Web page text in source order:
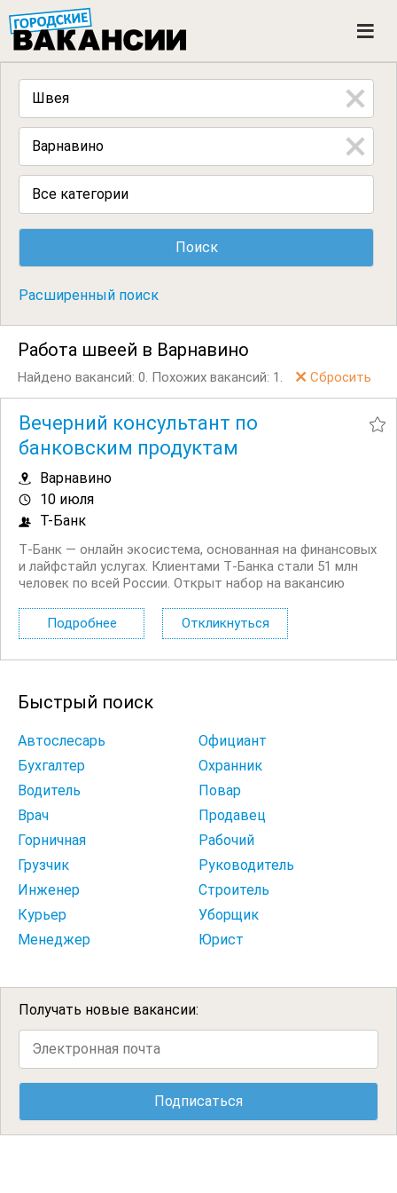
n
Все категории
Расширенный поиск
Работа швеей в Варнавино
Найдено вакансий: 0. Похожих вакансий: 1. Сбросить
Вечерний консультант по
банковским продуктам
Варнавино
10 июля
Т-Банк
Т‑Банк — онлайн экосистема, основанная на финансовых
и лайфстайл услугах. Клиентами Т‑Банка стали 51 млн
человек по всей России. Открыт набор на вакансию
будете делать: Консультировать клиентов по
депозитным продуктам на входящих звонках...
Подробнее Откликнуться
Быстрый поиск
Автослесарь
Официант
Бухгалтер
Охранник
Водитель
Повар
Врач
Продавец
Горничная
Рабочий
Грузчик
Руководитель
Инженер
Строитель
Курьер
Уборщик
Менеджер
Юрист
Получать новые вакансии: